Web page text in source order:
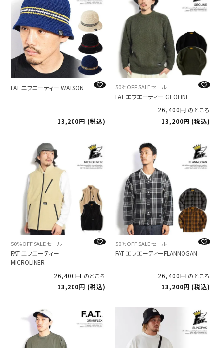
FAT エフエーティー WATSON
13,200 税込
50％OFF SALE セール
FAT エフエーティー GEOLINE
26,400
のところ
13,200 税込
50％OFF SALE セール
FAT エフエーティー
MICROLINER
26,400
のところ
13,200 税込
50％OFF SALE セール
FAT エフエーティーFLANNOGAN
26,400 のところ
13,200 税込